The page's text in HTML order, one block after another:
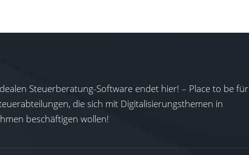
Steuerberatung-Software endet hier! – Place to be für
die sich mit Digitalisierungsthemen in
beschäftigen wollen!